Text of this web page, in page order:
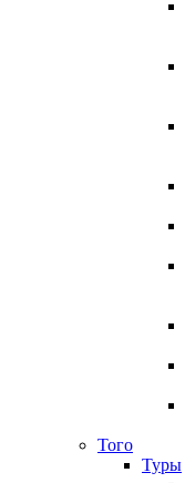
Того
Туры